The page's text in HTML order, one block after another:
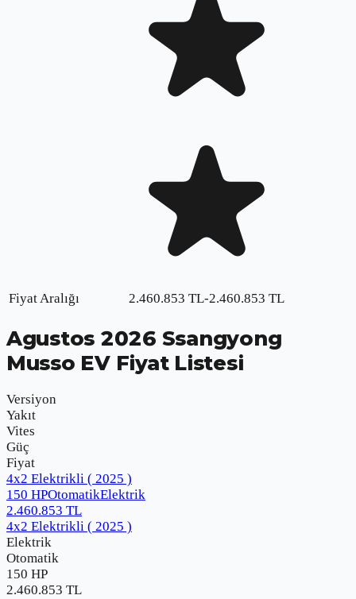
Fiyat Aralığı 2.460.853 TL-2.460.853 TL
Agustos 2026 Ssangyong
Musso EV Fiyat Listesi
Versiyon
Yakıt
Vites
Güç
Fiyat
4x2 Elektrikli ( 2025 )
150 HPOtomatikElektrik
2.460.853 TL
4x2 Elektrikli ( 2025 )
Elektrik
Otomatik
150 HP
2.460.853 TL